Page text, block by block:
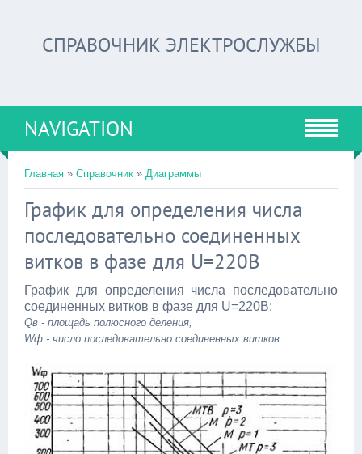
СПРАВОЧНИК ЭЛЕКТРОСЛУЖБЫ
NAVIGATION
Главная » Справочник » Диаграммы
График для определения числа
последовательно соединенных
витков в фазе для U=220В
График для определения числа последовательно
соединенных витков в фазе для U=220В:
Qв - площадь полюсного деления,
Wф - число последовательно соединенных витков